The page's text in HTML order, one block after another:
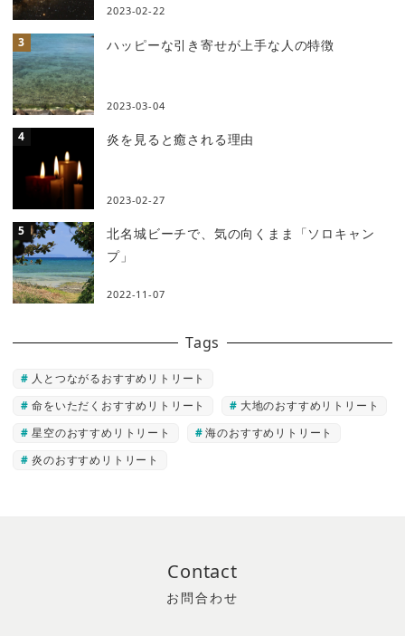
2023-02-22
ハッピーな引き寄せが上手な人の特徴
2023-03-04
炎を見ると癒される理由
2023-02-27
北名城ビーチで、気の向くまま「ソロキャン
プ」
2022-11-07
Tags
人とつながるおすすめリトリート
命をいただくおすすめリトリート
大地のおすすめリトリート
星空のおすすめリトリート
海のおすすめリトリート
炎のおすすめリトリート
Contact